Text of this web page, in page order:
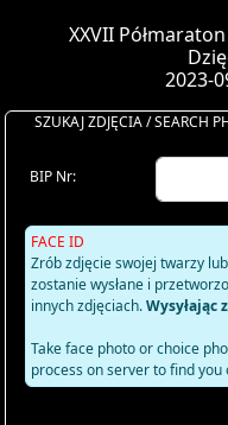
XXVII
2023-
SZUKAJ ZDJĘCIA / SEARCH
BIP Nr:
FACE ID
Zrób zdjęcie swojej twarzy
zostanie wysłane i
innych zdjęciach.Wysyłając
Take face photo or choice
process on server to find